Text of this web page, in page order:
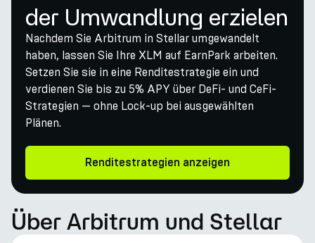
der Umwandlung erzielen
Nachdem Sie Arbitrum in Stellar umgewandelt
haben, lassen Sie Ihre XLM auf EarnPark arbeiten.
Setzen Sie sie in eine Renditestrategie ein und
verdienen Sie bis zu 5% APY über DeFi- und CeFi-
Strategien — ohne Lock-up bei ausgewählten
Plänen.
Renditestrategien anzeigen
Über Arbitrum und Stellar